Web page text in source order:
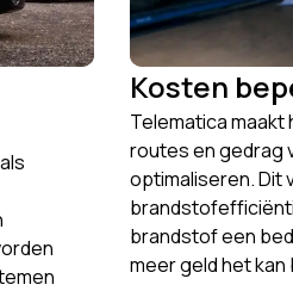
Kosten
Telematica maakt
routes en gedrag
optimaliseren. Dit
brandstof een
meer geld het